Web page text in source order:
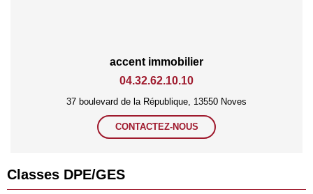
accent immobilier
04.32.62.10.10
37 boulevard de la République, 13550 Noves
CONTACTEZ-NOUS
Classes DPE/GES